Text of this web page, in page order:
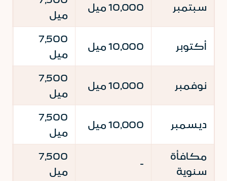
سبتمبر 10,000 ميل
ميل
أكتوبر 10,000 ميل
7,500
ميل
نوفمبر 10,000 ميل
7,500
ميل
ديسمبر 10,000 ميل
7,500
ميل
مكافأة
سنوية
-
7,500
ميل